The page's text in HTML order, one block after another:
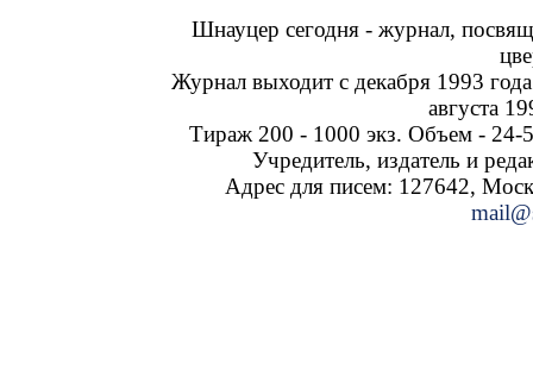
Шнауцер сегодня - журнал,
Журнал выходит с декабря 1993
августа
Тираж 200 - 1000 экз. Объем - 24-
Учредитель, издатель и
Адрес для писем: 127642,